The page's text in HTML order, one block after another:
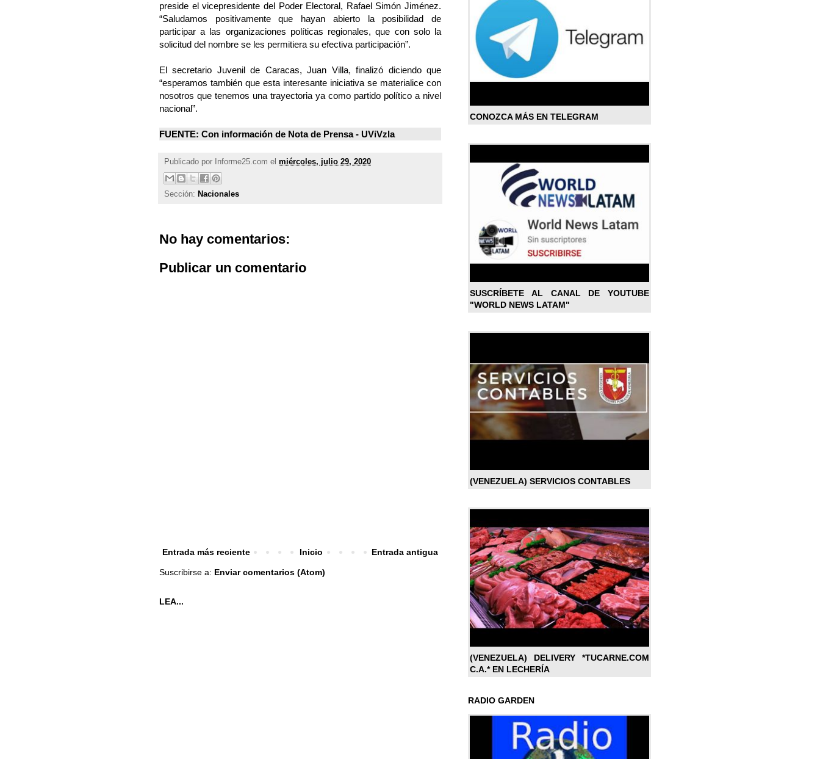
preside el vicepresidente del Poder Electoral, Rafael Simón Jiménez.
“Saludamos positivamente que hayan abierto la posibilidad de
participar a las organizaciones políticas regionales, que con solo la
solicitud del nombre se les permitiera su efectiva participación”.
El secretario Juvenil de Caracas, Juan Villa, finalizó diciendo que
“esperamos también que esta interesante iniciativa se materialice con
nosotros que tenemos una trayectoria ya como partido político a nivel
nacional”.
FUENTE: Con información de Nota de Prensa - UViVzla
Publicado por Informe25.com el miércoles, julio 29, 2020
Sección: Nacionales
No hay comentarios:
Publicar un comentario
Entrada más reciente Entrada antigua
Inicio
Suscribirse a: Enviar comentarios (Atom)
LEA...
CONOZCA MÁS EN TELEGRAM
SUSCRÍBETE AL CANAL DE YOUTUBE
"WORLD NEWS LATAM"
(VENEZUELA) SERVICIOS CONTABLES
(VENEZUELA) DELIVERY *TUCARNE.COM
C.A.* EN LECHERÍA
RADIO GARDEN